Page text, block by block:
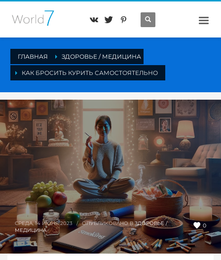
ГЛАВНАЯ ЗДОРОВЬЕ / МЕДИЦИНА
КАК БРОСИТЬ КУРИТЬ САМОСТОЯТЕЛЬНО
0
СРЕДА, 14 ИЮНЯ 2023 / ОПУБЛИКОВАНО ВЗДОРОВЬЕ /
МЕДИЦИНА